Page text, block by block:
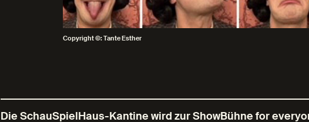
Copyright ©: Tante Esther
Die SchauSpielHaus-Kantine wird zur ShowBühne for